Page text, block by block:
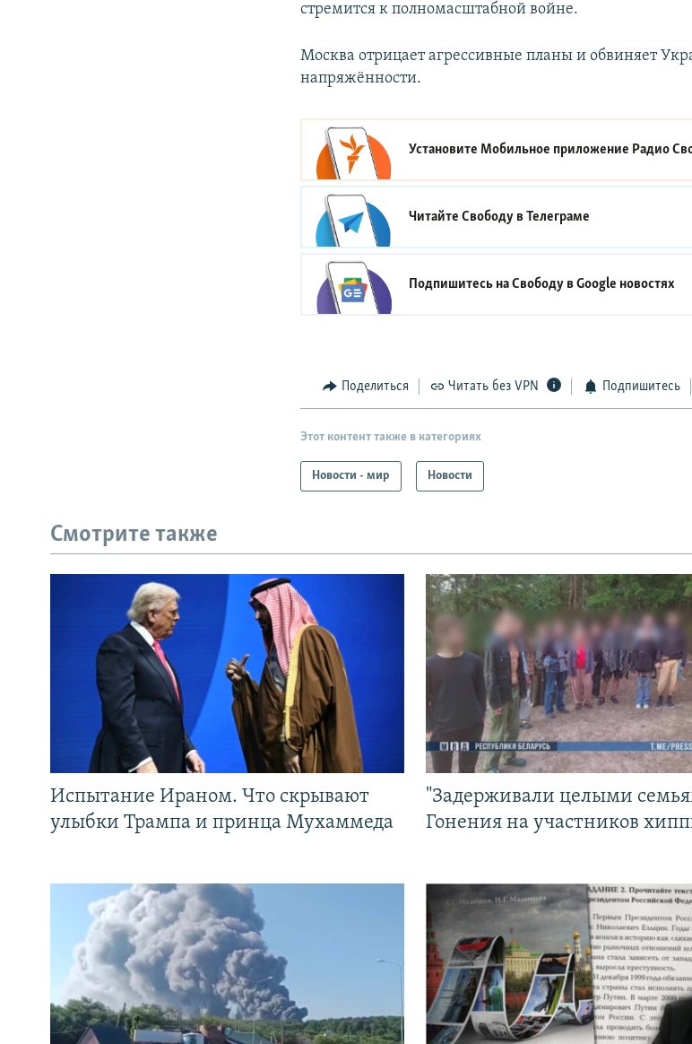
стремится к полномасштабной войне.
Москва отрицает агрессивные планы и обвиняет
напряжённости.
Установите Мобильное приложение Радио
Читайте Свободу вТелеграме
Подпишитесь на Свободу вGoogle новостях
Поделиться Читать без VPN Подпишитесь
Этот контент также в категориях
Новости - мир Новости
Смотрите также
Испытание Ираном. Что скрывают
улыбки Трампа и принца Мухаммеда
"Задерживали целыми
Гонения на участников